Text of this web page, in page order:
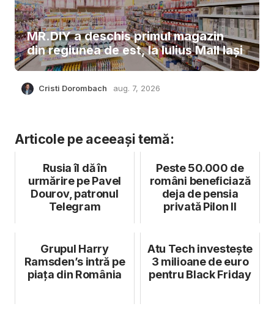
MR.DIY a deschis primul magazin
din regiunea de est, la Iulius Mall Iași
Cristi Dorombach aug. 7, 2026
Articole pe aceeași temă:
Rusia îl dă în
urmărire pe Pavel
Dourov, patronul
Telegram
Peste 50.000 de
români beneficiază
deja de pensia
privată Pilon II
Grupul Harry
Ramsden’s intră pe
piața din România
Atu Tech investește
3 milioane de euro
pentru Black Friday